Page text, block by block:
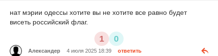
нат мэрии одессы хотите вы не хотите все равно будет
висеть российский флаг.
1 0
Александер 4 июля 2025 18:39 ответить